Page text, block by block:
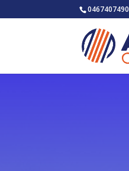
0467407490